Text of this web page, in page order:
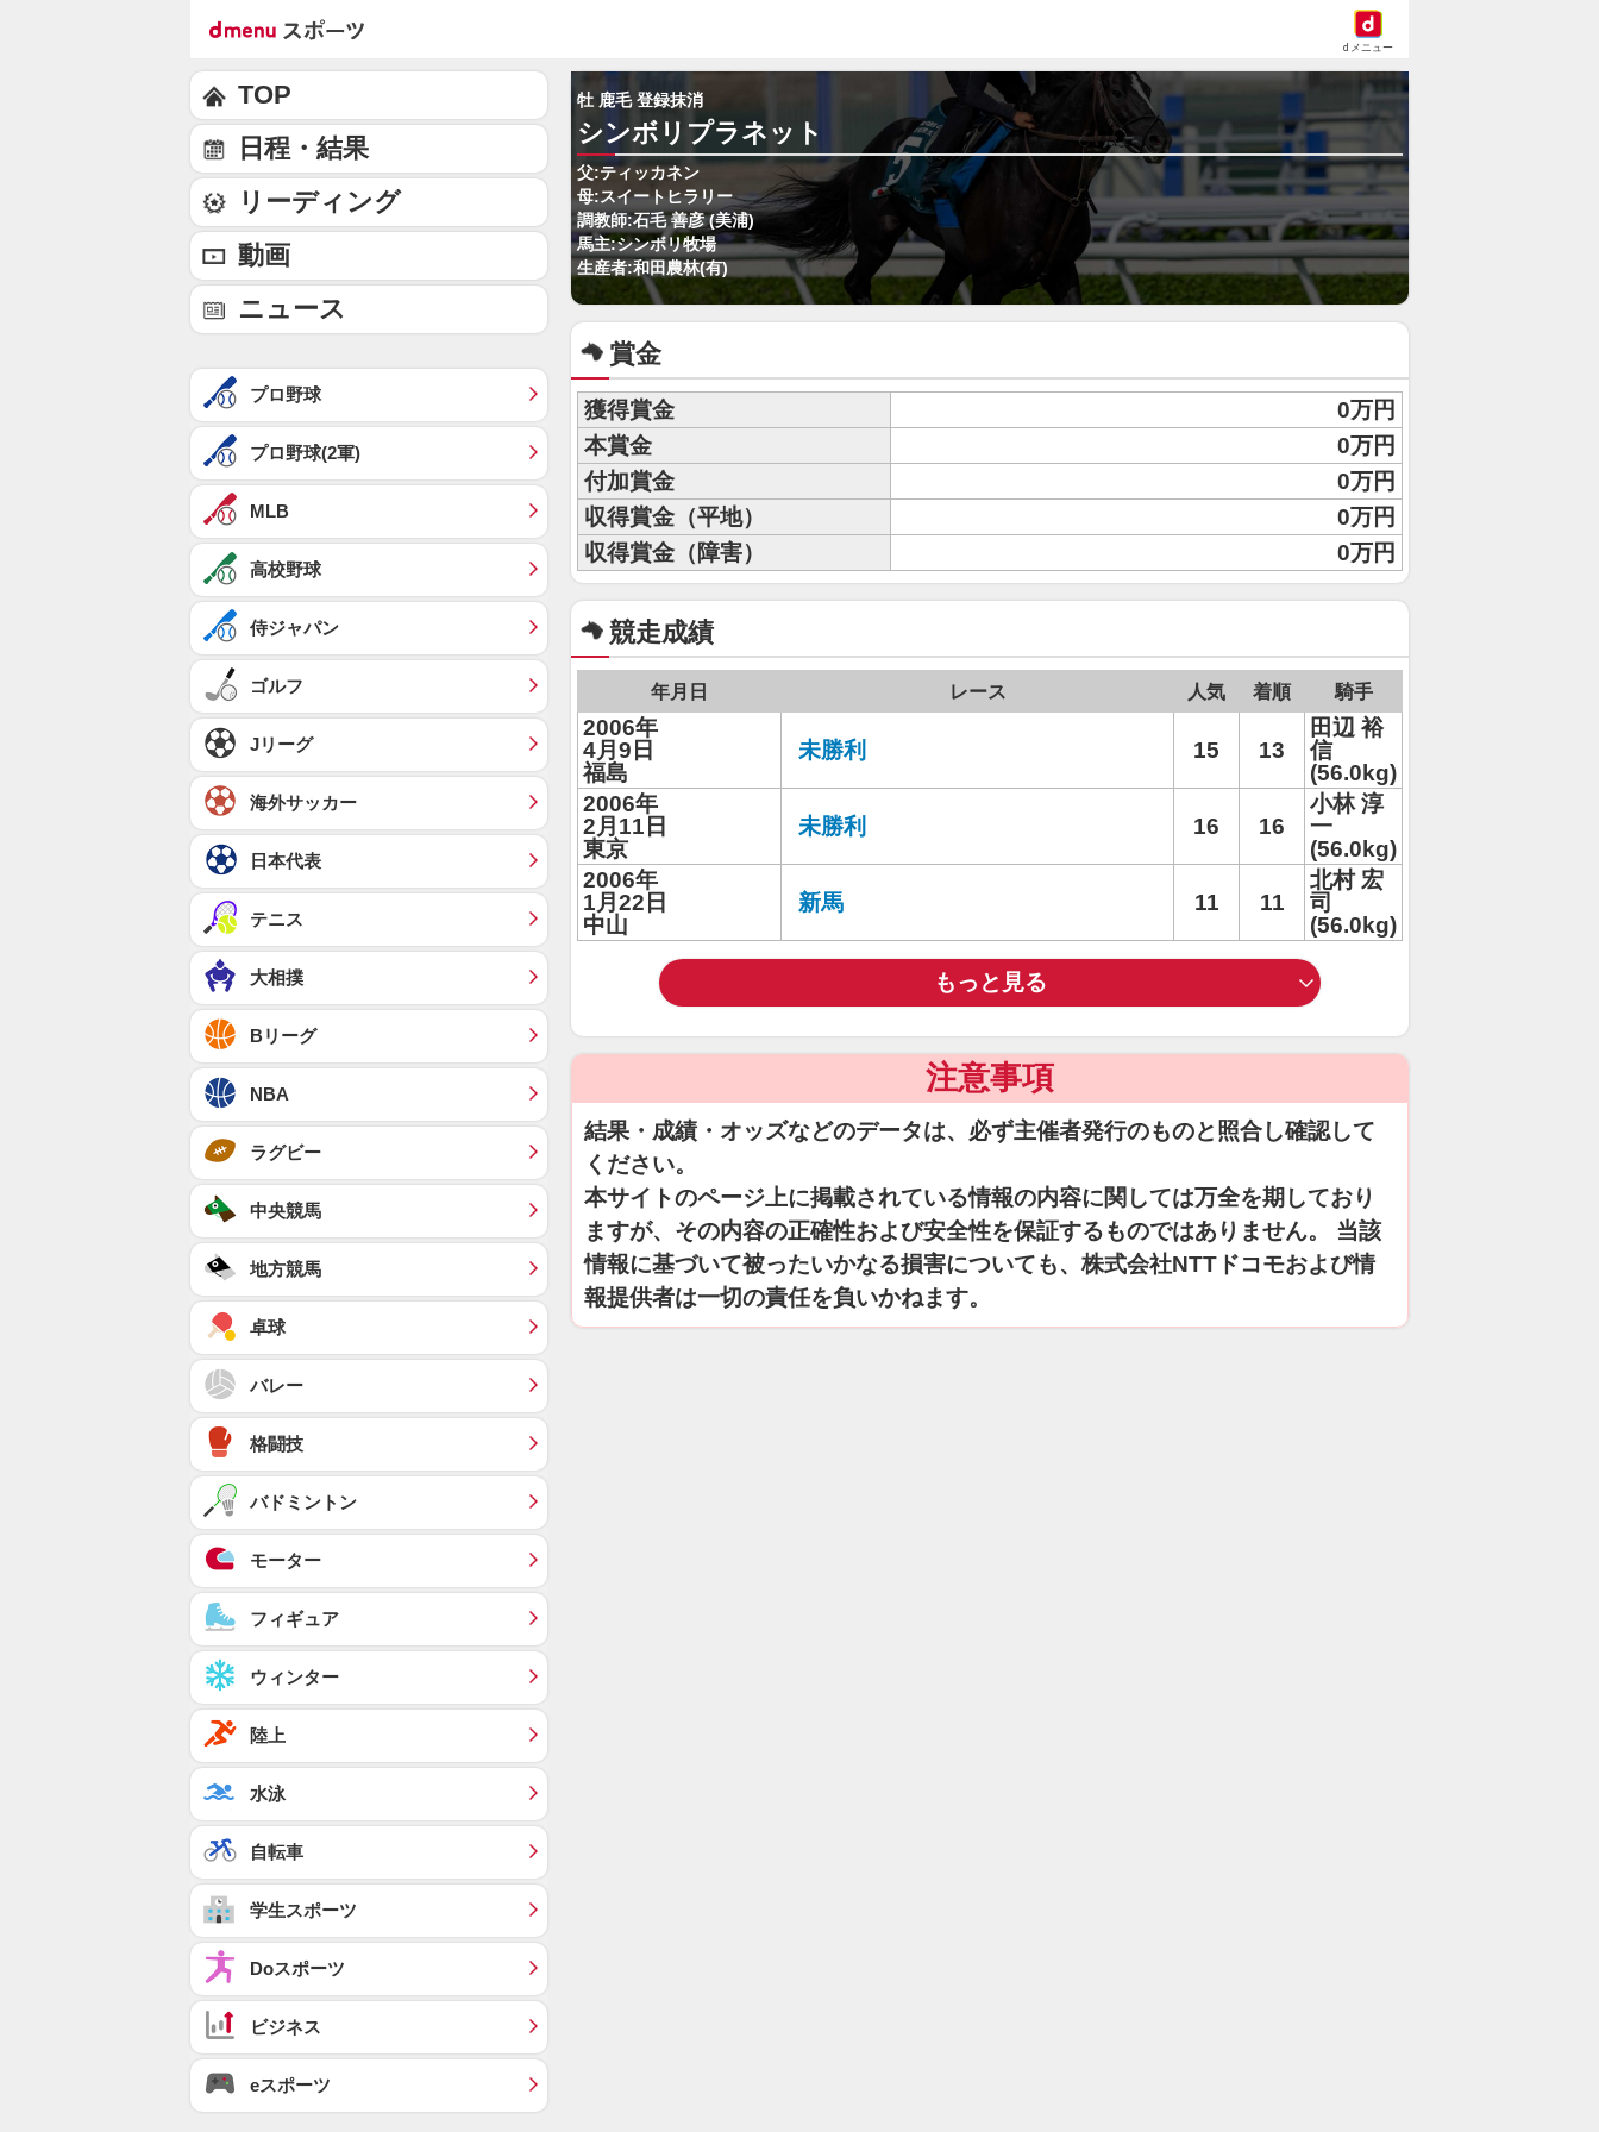
dメニュー
牡 鹿毛 登録抹消
シンボリプラネット
父:ティッカネン
母:スイートヒラリー
調教師:石毛 善彦 (美浦)
馬主:シンボリ牧場
生産者:和田農林(有)
賞金
獲得賞金
0万円
本賞金
0万円
付加賞金
0万円
収得賞金（平地）
0万円
収得賞金（障害）
0万円
競走成績
年月日 レース 人気 着順 騎手
2006年
4月9日
福島
未勝利 15 13
田辺 裕
信
(56.0kg)
2006年
2月11日
東京
未勝利 16 16
小林 淳
一
(56.0kg)
2006年
1月22日
中山
新馬 11 11
北村 宏
司
(56.0kg)
もっと見る
注意事項
結果・成績・オッズなどのデータは、必ず主催者発行のものと照合し確認して
ください。
本サイトのページ上に掲載されている情報の内容に関しては万全を期しており
ますが、その内容の正確性および安全性を保証するものではありません。 当該
情報に基づいて被ったいかなる損害についても、株式会社NTTドコモおよび情
報提供者は一切の責任を負いかねます。
TOP
日程・結果
リーディング
動画
ニュース
プロ野球
プロ野球(2軍)
MLB
高校野球
侍ジャパン
ゴルフ
Jリーグ
海外サッカー
日本代表
テニス
大相撲
Bリーグ
NBA
ラグビー
中央競馬
地方競馬
卓球
バレー
格闘技
バドミントン
モーター
フィギュア
ウィンター
陸上
水泳
自転車
学生スポーツ
Doスポーツ
ビジネス
eスポーツ